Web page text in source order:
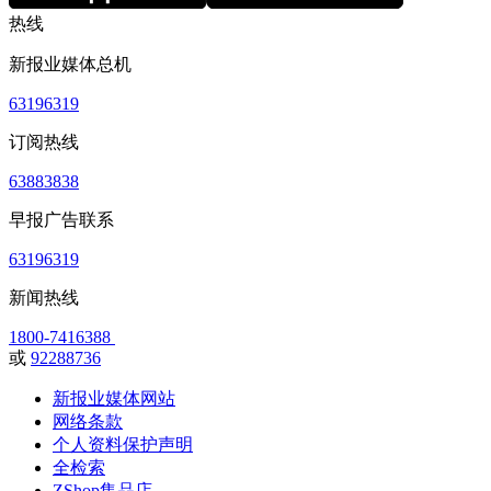
热线
新报业媒体总机
63196319
订阅热线
63883838
早报广告联系
63196319
新闻热线
1800-7416388
或 92288736
新报业媒体网站
网络条款
个人资料保护声明
全检索